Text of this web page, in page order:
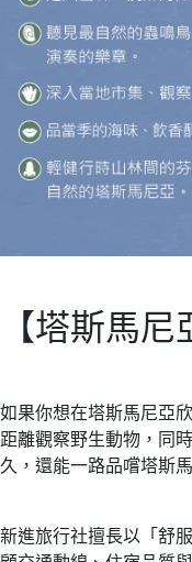
【塔斯馬
如果你想在塔斯馬尼亞
距離觀察野生動物，同
久，還能一路品嚐塔斯
新進旅行社擅長以「舒